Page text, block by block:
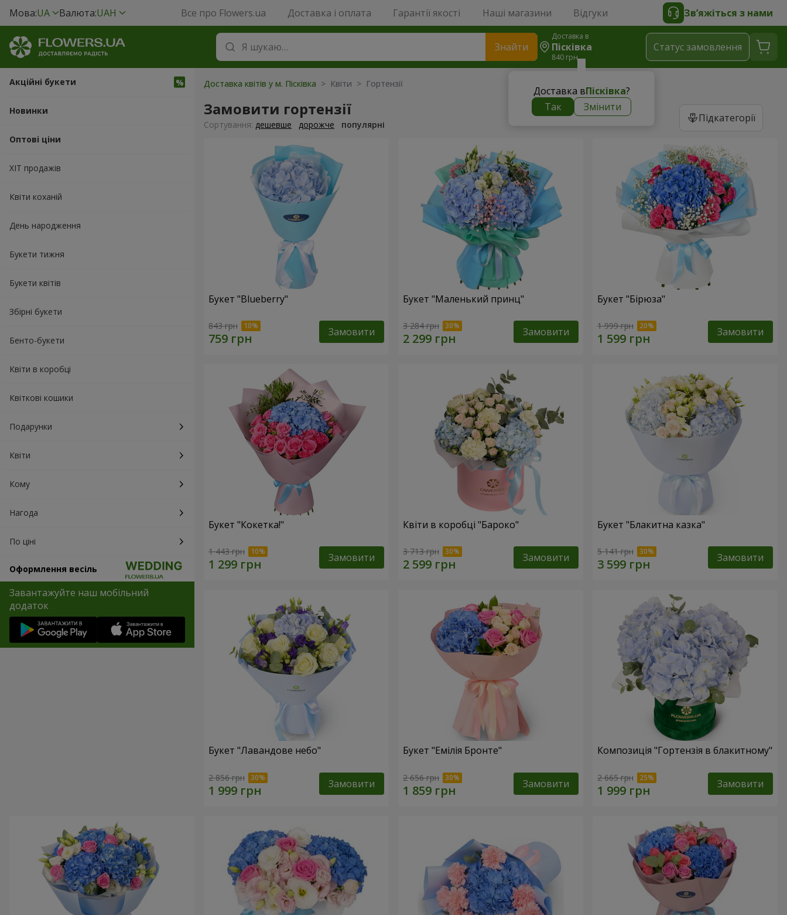
Мова:UA Валюта:UAH Все про Flowers.ua Доставка і оплата Гарантії якості Наші магазини Відгуки Зв’яжіться з нами
Знайти
Доставка в
Пісківка
840 грн
Доставка вПісківка?
Так
Змінити
Статус замовлення
Акційні букети
Новинки
Оптові ціни
ХІТ продажів
Квіти коханій
День народження
Букети тижня
Букети квітів
Збірні букети
Бенто-букети
Квіти в коробці
Квіткові кошики
Подарунки
Квіти
Кому
Нагода
По ціні
Оформлення весіль
Завантажуйте наш мобільний
додаток
Доставка квітів у м. Пісківка > Квіти > Гортензії
Замовити гортензії Підкатегорії
Сортування: дешевше дорожче популярні
Букет "Blueberry"
843 грн Замовити
Букет "Маленький принц"
3 284 грн Замовити
Букет "Бірюза"
1 999 грн Замовити
Букет "Кокетка!"
1 443 грн Замовити
Квіти в коробці "Бароко"
3 713 грн Замовити
Букет "Блакитна казка"
5 141 грн Замовити
Букет "Лавандове небо"
2 856 грн Замовити
Букет "Емілія Бронте"
2 656 грн Замовити
Композиція "Гортензія в блакитному"
2 665 грн Замовити